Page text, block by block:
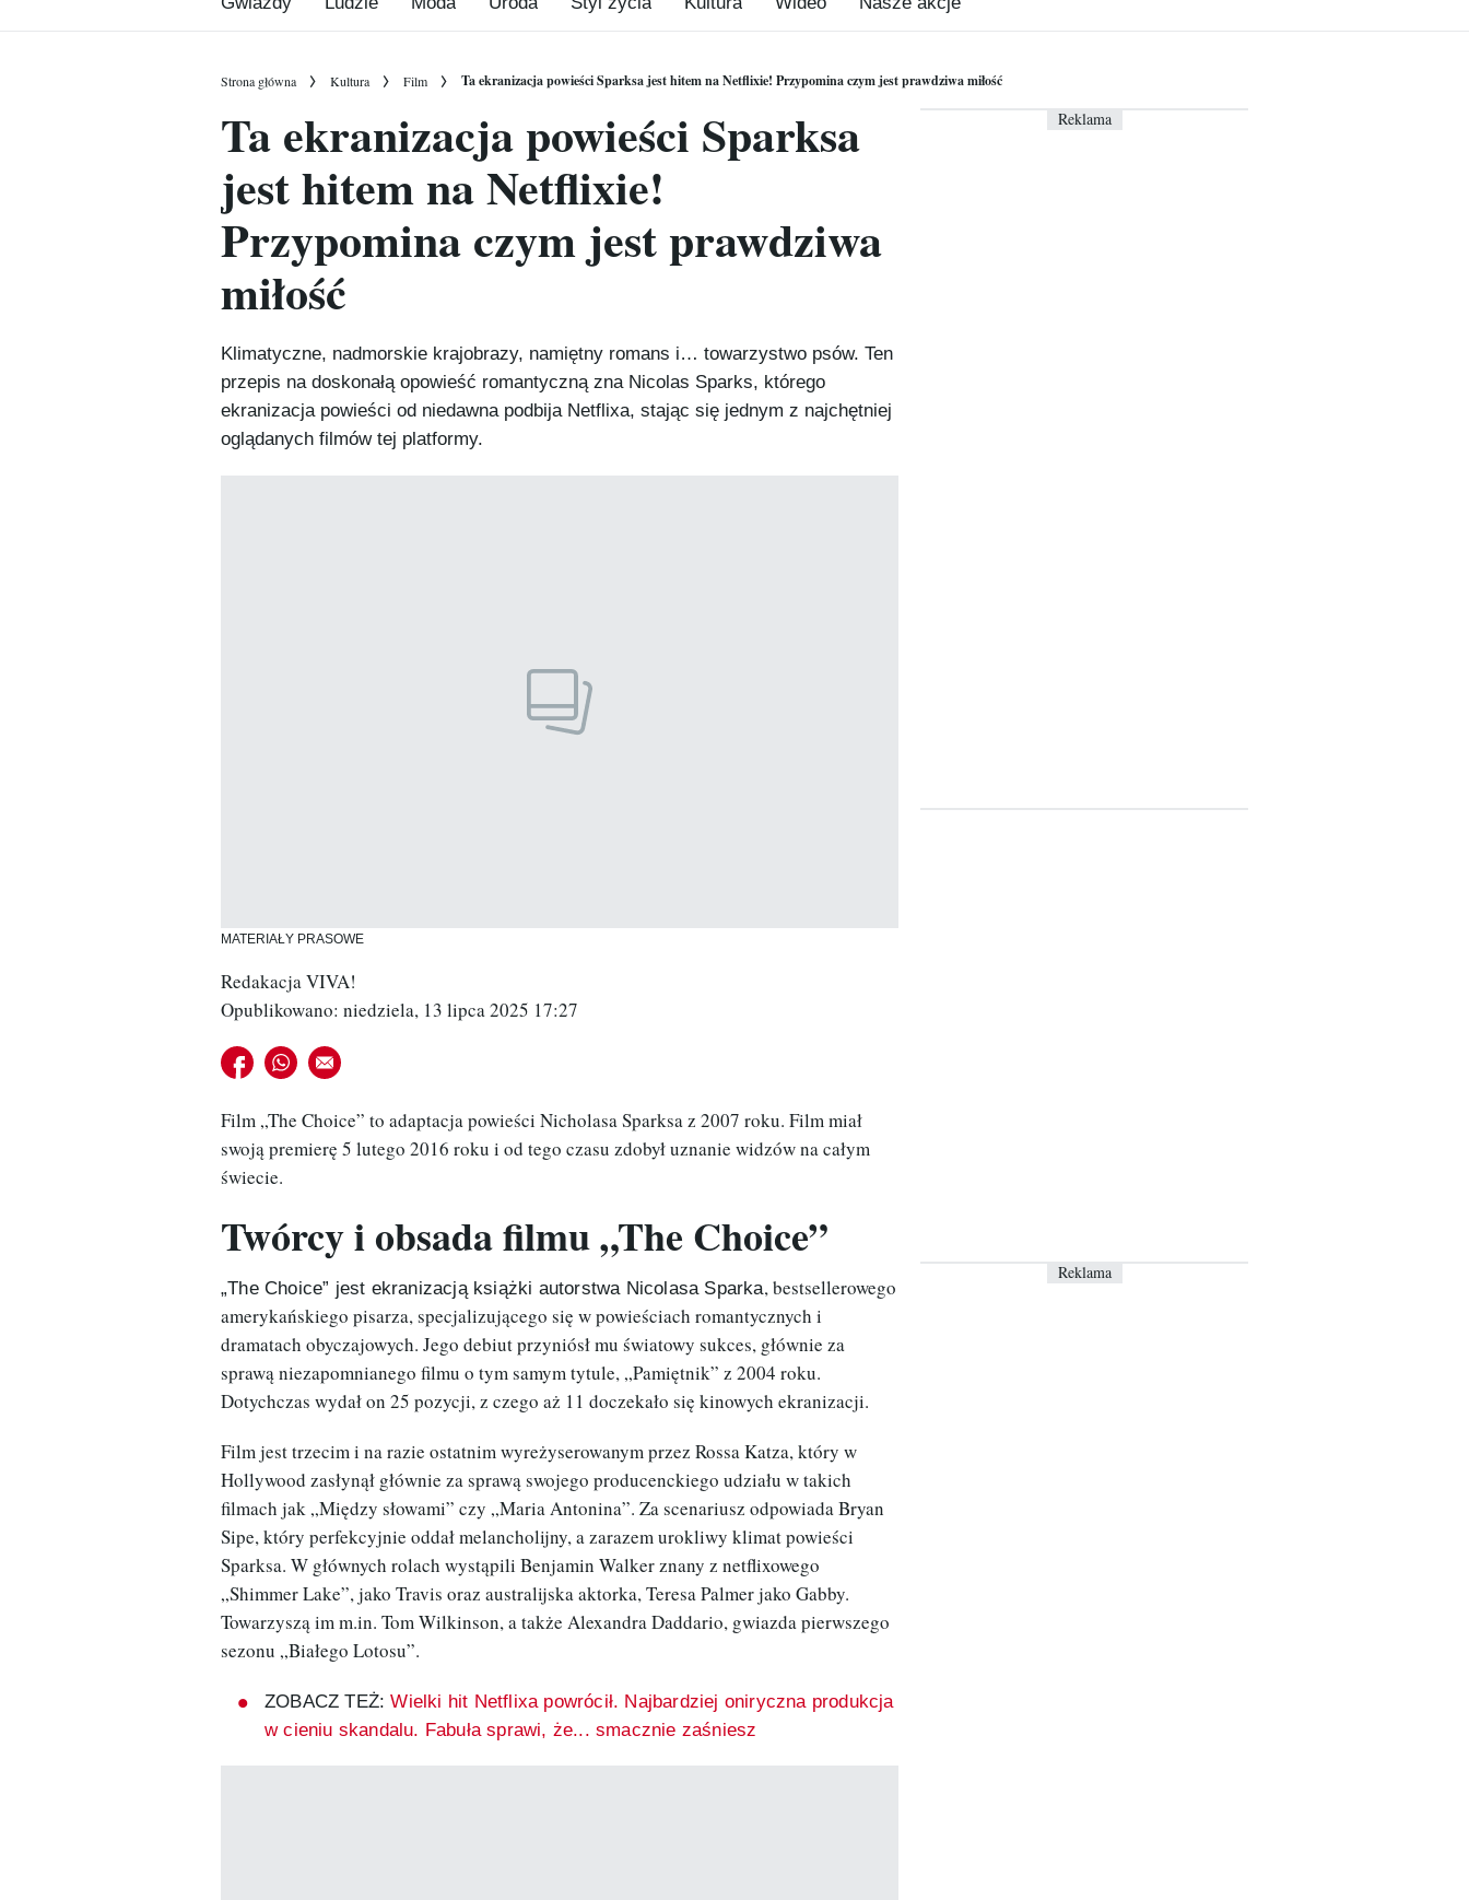
Strona główna Kultura Film Ta ekranizacja powieści Sparksa jest hitem na Netflixie! Przypomina czym jest prawdziwa miłość
Ta ekranizacja powieści Sparksa
jest hitem na Netflixie!
Przypomina czym jest prawdziwa
miłość
Klimatyczne, nadmorskie krajobrazy, namiętny romans i… towarzystwo psów. Ten
przepis na doskonałą opowieść romantyczną zna Nicolas Sparks, którego
ekranizacja powieści od niedawna podbija Netflixa, stając się jednym z najchętniej
oglądanych filmów tej platformy.
MATERIAŁY PRASOWE
Redakacja VIVA!
Opublikowano: niedziela, 13 lipca 2025 17:27
Udostępnij na facebook
Udostępnij na whatsapp
E-mail do przyjaciela
Film „The Choice” to adaptacja powieści Nicholasa Sparksa z 2007 roku. Film miał
swoją premierę 5 lutego 2016 roku i od tego czasu zdobył uznanie widzów na całym
świecie.
Twórcy i obsada filmu „The Choice”
„The Choice” jest ekranizacją książki autorstwa Nicolasa Sparka, bestsellerowego
amerykańskiego pisarza, specjalizującego się w powieściach romantycznych i
dramatach obyczajowych. Jego debiut przyniósł mu światowy sukces, głównie za
sprawą niezapomnianego filmu o tym samym tytule, „Pamiętnik” z 2004 roku.
Dotychczas wydał on 25 pozycji, z czego aż 11 doczekało się kinowych ekranizacji.
Film jest trzecim i na razie ostatnim wyreżyserowanym przez Rossa Katza, który w
Hollywood zasłynął głównie za sprawą swojego producenckiego udziału w takich
filmach jak „Między słowami” czy „Maria Antonina”. Za scenariusz odpowiada Bryan
Sipe, który perfekcyjnie oddał melancholijny, a zarazem urokliwy klimat powieści
Sparksa. W głównych rolach wystąpili Benjamin Walker znany z netflixowego
„Shimmer Lake”, jako Travis oraz australijska aktorka, Teresa Palmer jako Gabby.
Towarzyszą im m.in. Tom Wilkinson, a także Alexandra Daddario, gwiazda pierwszego
sezonu „Białego Lotosu”.
ZOBACZ TEŻ:Wielki hit Netflixa powrócił. Najbardziej oniryczna produkcja
w cieniu skandalu. Fabuła sprawi, że... smacznie zaśniesz
Reklama
Reklama